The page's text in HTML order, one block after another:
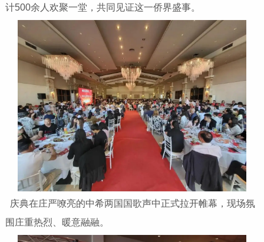
计500余人欢聚一堂，共同见证这一侨界盛事。
庆典在庄严嘹亮的中希两国国歌声中正式拉开帷幕，现场氛
围庄重热烈、暖意融融。